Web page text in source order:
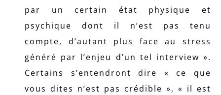
par un certain état physique et
psychique dont il n’est pas tenu
compte, d’autant plus face au stress
généré par l’enjeu d’un tel interview ».
Certains s’entendront dire « ce que
vous dites n’est pas crédible », « il est